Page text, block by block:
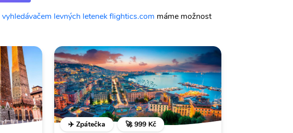
vyhledávačem levných letenek flightics.com máme možnost
✈️ Zpátečka 🚀 999 Kč